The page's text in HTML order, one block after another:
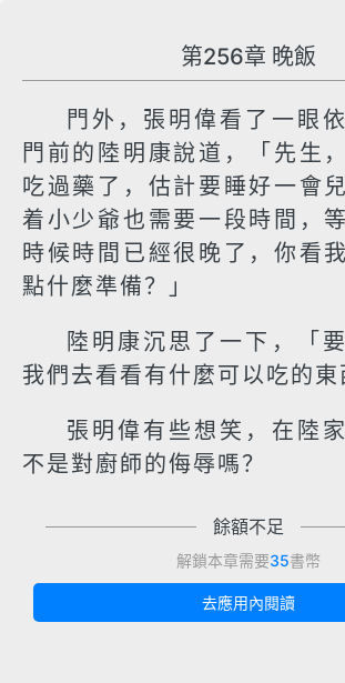
第256章 晚飯
門外，張明偉看了一眼
門前的陸明康說道，「先生
吃過藥了，估計要睡好一會
着小少爺也需要一段時間，
時候時間已經很晚了，你看
點什麼準備？」
陸明康沉思了一下，「
我們去看看有什麼可以吃的東
張明偉有些想笑，在陸
不是對廚師的侮辱嗎？
餘額不足
解鎖本章需要35書幣
去應用內閱讀